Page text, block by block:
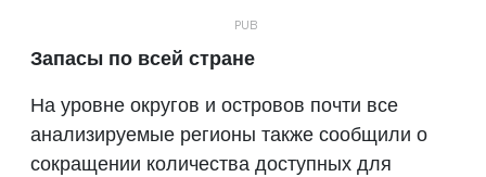
Запасы по всей стране
На уровне округов и островов почти все
анализируемые регионы также сообщили о
сокращении количества доступных для